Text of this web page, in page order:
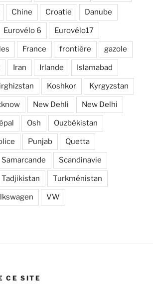
Chine Croatie Danube
Eurovélo 6 Eurovélo17
France frontière gazole
Iran Irlande Islamabad
Koshkor Kyrgyzstan
New Dehli New Delhi
Osh Ouzbékistan
Punjab Quetta
Samarcande Scandinavie
Tadjikistan Turkménistan
VW
CE SITE